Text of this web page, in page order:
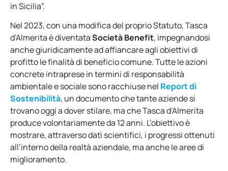
in Sicilia”.
Nel 2023, con una modifica del proprio Statuto, Tasca
d’Almerita è diventataSocietà Benefit, impegnandosi
anche giuridicamente ad affiancare agli obiettivi di
profitto le finalità di beneficio comune. Tutte le azioni
concrete intraprese in termini di responsabilità
ambientale e sociale sono racchiuse nel Report di
Sostenibilità, un documento che tante aziende si
trovano oggi a dover stilare, ma che Tasca d’Almerita
produce volontariamente da 12 anni. L’obiettivo è
mostrare, attraverso dati scientifici, i progressi ottenuti
all’interno della realtà aziendale, ma anche le aree di
miglioramento.